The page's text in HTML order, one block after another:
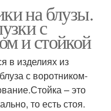
на блузы.
с
и стойкой
в изделиях из
с воротником-
– это
то есть стоя.